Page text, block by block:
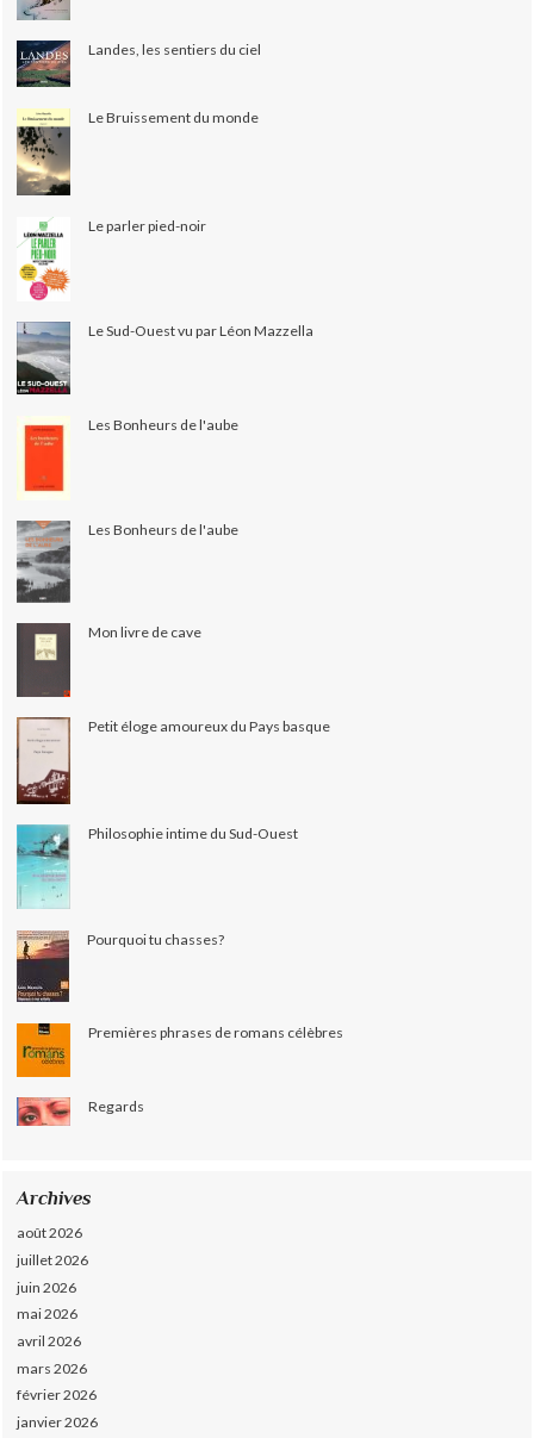
Landes, les sentiers du ciel
Le Bruissement du monde
Le parler pied-noir
Le Sud-Ouest vu par Léon Mazzella
Les Bonheurs de l'aube
Les Bonheurs de l'aube
Mon livre de cave
Petit éloge amoureux du Pays basque
Philosophie intime du Sud-Ouest
Pourquoi tu chasses?
Premières phrases de romans célèbres
Regards
Archives
août 2026
juillet 2026
juin 2026
mai 2026
avril 2026
mars 2026
février 2026
janvier 2026